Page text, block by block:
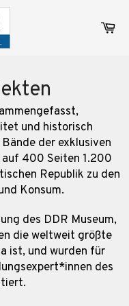
und historisch
der exklusiven
auf 400 Seiten 1.200
Republik zu den
Konsum.
des DDR Museum,
die weltweit größte
ist, und wurden für
des